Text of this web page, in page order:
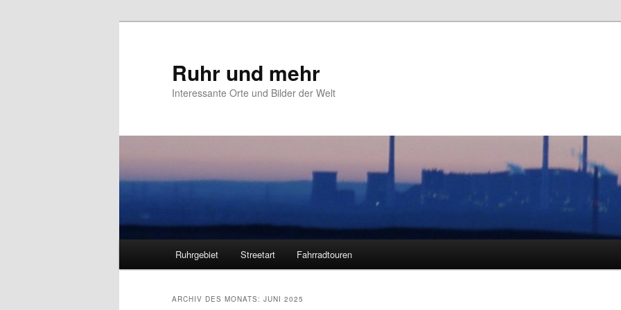
Ruhr und mehr
Interessante Orte und Bilder der Welt
Ruhrgebiet Streetart Fahrradtouren
ARCHIV DES MONATS: JUNI 2025